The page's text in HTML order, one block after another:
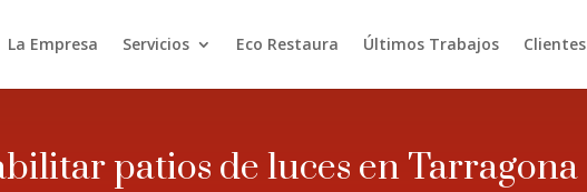
La Empresa Servicios Eco Restaura Últimos Trabajos Clientes
patios de luces en Tarragona